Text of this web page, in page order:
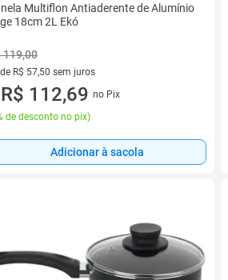
Multiflon Antiaderente de Alumínio
18cm 2L Ekó
119,00
R$ 57,50 sem juros
de R$ 57,50 sem juros
R$ 112,69 no Pix
de desconto no pix)
Adicionar à sacola